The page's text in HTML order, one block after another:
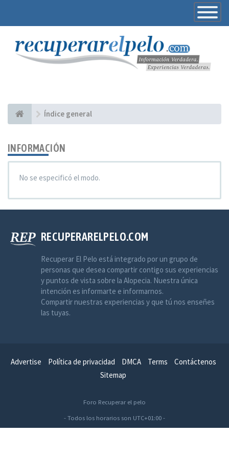
Toggle
Índice general
INFORMACIÓN
No se especificó el modo.
RECUPERARELPELO.COM
Recuperar El Pelo está integrado por un grupo de
personas que desea compartir contigo sus experiencias
y puntos de vista sobre la Alopecia. Nuestra única
intención es informarte e informarnos.
Compartir nuestras experiencias y que tú nos enseñes
las tuyas.
Advertise Política de privacidad DMCA Terms
Contáctenos
Sitemap
Foro Recuperar el pelo
- Todos los horarios son UTC+01:00-